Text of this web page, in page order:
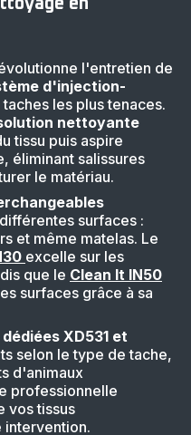
en
l'entretien de
d'injection-
les plus tenaces.
nettoyante
tissu puis aspire
éliminant salissures
le matériau.
surfaces :
et même matelas. Le
excelle sur les
que le Clean It IN50
surfaces grâce à sa
XD531 et
selon le type de tache,
d'animaux
professionnelle
vos tissus
intervention.